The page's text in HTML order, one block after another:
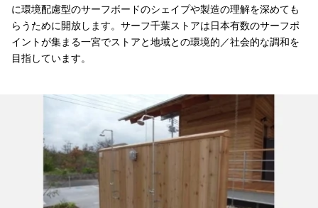
に環境配慮型のサーフボードのシェイプや製造の理解を深めても
らうために開放します。サーフ千葉ストアは日本有数のサーフポ
イントが集まる一宮でストアと地域との環境的／社会的な調和を
目指しています。